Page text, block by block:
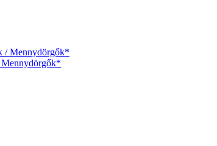
/ Mennydörgők*
Mennydörgők*